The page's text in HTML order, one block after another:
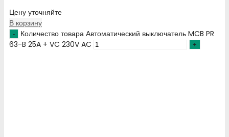
Цену уточняйте
В корзину
Количество товара Автоматический выключатель MCB PR
63-B 25A + VC 230V AC